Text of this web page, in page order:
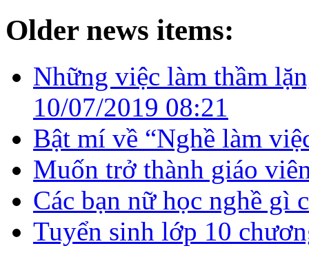
Older news items:
Những việc làm thầm
10/07/2019 08:21
Bật mí về “Nghề làm
Muốn trở thành giáo
Các bạn nữ học nghề gì
Tuyển sinh lớp 10